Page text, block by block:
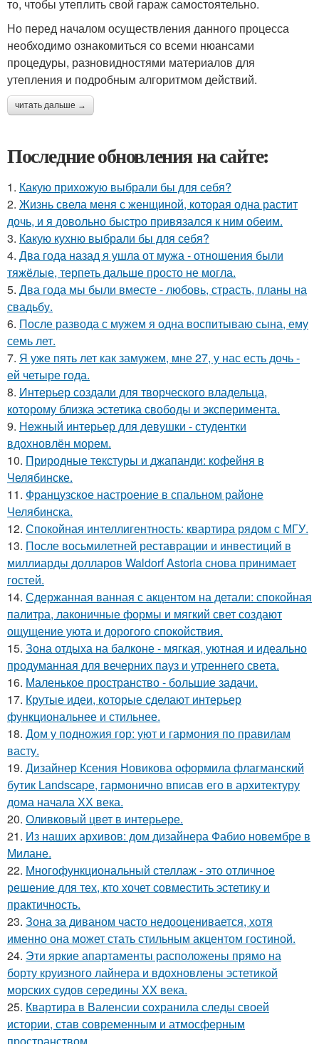
то, чтобы утеплить свой гараж самостоятельно.
Но перед началом осуществления данного процесса
необходимо ознакомиться со всеми нюансами
процедуры, разновидностями материалов для
утепления и подробным алгоритмом действий.
читать дальше →
Последние обновления на сайте:
1. Какую прихожую выбрали бы для себя?
2. Жизнь свела меня с женщиной, которая одна растит
дочь, и я довольно быстро привязался к ним обеим.
3. Какую кухню выбрали бы для себя?
4. Два года назад я ушла от мужа - отношения были
тяжёлые, терпеть дальше просто не могла.
5. Два года мы были вместе - любовь, страсть, планы на
свадьбу.
6. После развода с мужем я одна воспитываю сына, ему
семь лет.
7. Я уже пять лет как замужем, мне 27, у нас есть дочь -
ей четыре года.
8. Интерьер создали для творческого владельца,
которому близка эстетика свободы и эксперимента.
9. Нежный интерьер для девушки - студентки
вдохновлён морем.
10. Природные текстуры и джапанди: кофейня в
Челябинске.
11. Французское настроение в спальном районе
Челябинска.
12. Спокойная интеллигентность: квартира рядом с МГУ.
13. После восьмилетней реставрации и инвестиций в
миллиарды долларов Waldorf Astoria снова принимает
гостей.
14. Сдержанная ванная с акцентом на детали: спокойная
палитра, лаконичные формы и мягкий свет создают
ощущение уюта и дорогого спокойствия.
15. Зона отдыха на балконе - мягкая, уютная и идеально
продуманная для вечерних пауз и утреннего света.
16. Маленькое пространство - большие задачи.
17. Крутые идеи, которые сделают интерьер
функциональнее и стильнее.
18. Дом у подножия гор: уют и гармония по правилам
васту.
19. Дизайнер Ксения Новикова оформила флагманский
бутик Landscape, гармонично вписав его в архитектуру
дома начала ХХ века.
20. Оливковый цвет в интерьере.
21. Из наших архивов: дом дизайнера Фабио новембре в
Милане.
22. Многофункциональный стеллаж - это отличное
решение для тех, кто хочет совместить эстетику и
практичность.
23. Зона за диваном часто недооценивается, хотя
именно она может стать стильным акцентом гостиной.
24. Эти яркие апартаменты расположены прямо на
борту круизного лайнера и вдохновлены эстетикой
морских судов середины XX века.
25. Квартира в Валенсии сохранила следы своей
истории, став современным и атмосферным